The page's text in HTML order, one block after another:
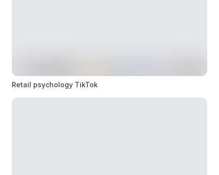
Retail psychology TikTok